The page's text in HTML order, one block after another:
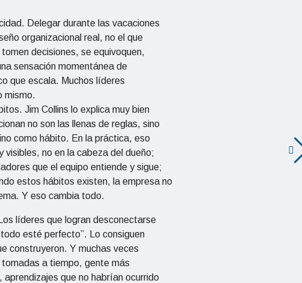
Delegar durante las vacaciones
organizacional real, no el que
decisiones, se equivoquen,
sensación momentánea de
que escala. Muchos líderes
mismo.
Jim Collins lo explica muy bien
no son las llenas de reglas, sino
como hábito. En la práctica, eso
no en la cabeza del dueño;
que el equipo entiende y sigue;
estos hábitos existen, la empresa no
Y eso cambia todo.
líderes que logran desconectarse
esté perfecto”. Lo consiguen
construyeron. Y muchas veces
a tiempo, gente más
que no habrían ocurrido